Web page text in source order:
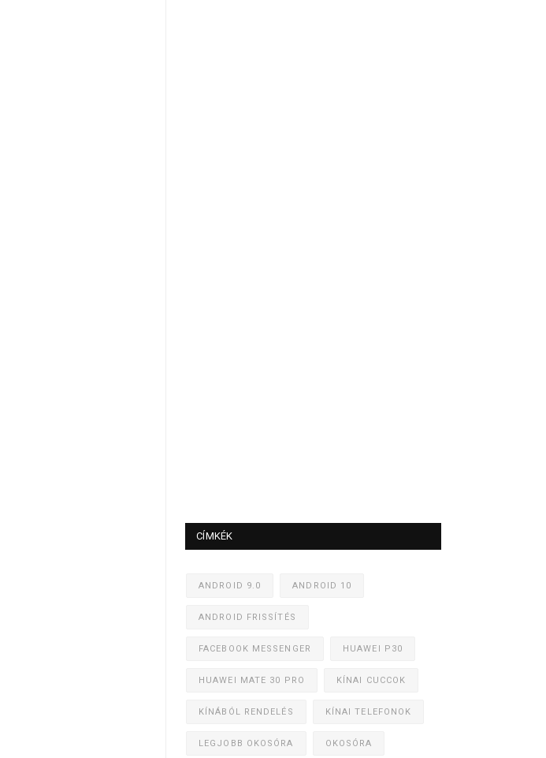
CÍMKÉK
ANDROID 9.0 ANDROID 10
ANDROID FRISSÍTÉS
FACEBOOK MESSENGER HUAWEI P30
HUAWEI MATE 30 PRO KÍNAI CUCCOK
KÍNÁBÓL RENDELÉS KÍNAI TELEFONOK
LEGJOBB OKOSÓRA OKOSÓRA